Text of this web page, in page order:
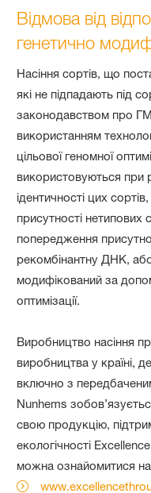
Відмова від
генетично
Насіння сортів, що
які не підпадають під
законодавством про
використанням
цільової геномної
використовуються при
ідентичності цих
присутності
попередження
рекомбінантну ДНК,
модифікований за
оптимізації.
Виробництво насіння
виробництва у країні,
включно з
Nunhems
свою продукцію,
екологічності
можна ознайомитися